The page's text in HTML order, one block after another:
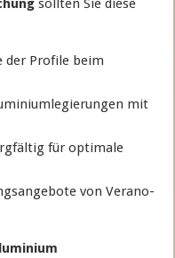
sollten Sie diese
der Profile beim
mit
für optimale
von Verano-